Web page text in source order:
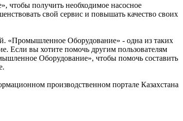
чтобы получить необходимое насосное
свой сервис и повышать качество своих
«Промышленное Оборудование» - одна из таких
Если вы хотите помочь другим пользователям
Оборудование», чтобы помочь составить
производственном портале Казахстана